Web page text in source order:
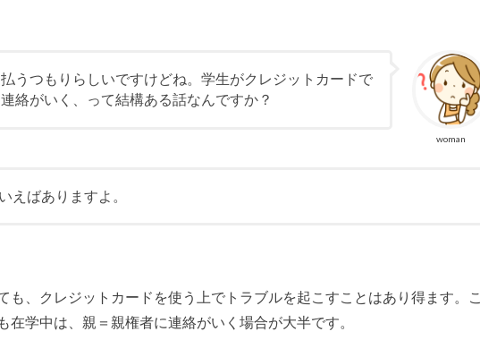
woman
うつもりらしいですけどね。学生がクレジットカードで
絡がいく、って結構ある話なんですか？
えばありますよ。
も、クレジットカードを使う上でトラブルを起こすことはあり得ます。こ
在学中は、親＝親権者に連絡がいく場合が大半です。